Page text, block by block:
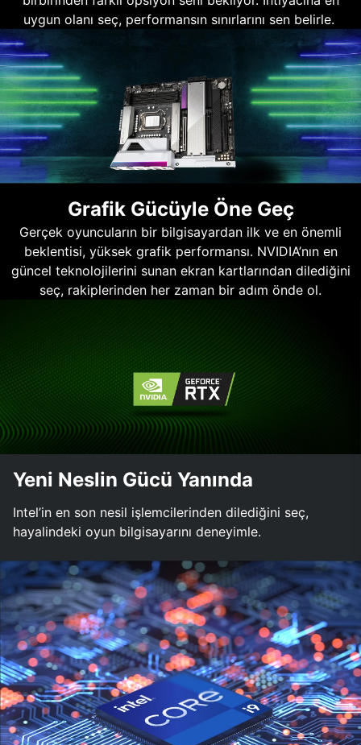
uygun olanı seç, performansın sınırlarını sen belirle.
Grafik Gücüyle Öne Geç
Gerçek oyuncuların bir bilgisayardan ilk ve en önemli
beklentisi, yüksek grafik performansı. NVIDIA’nın en
güncel teknolojilerini sunan ekran kartlarından dilediğini
seç, rakiplerinden her zaman bir adım önde ol.
Yeni Neslin Gücü Yanında
Intel’in en son nesil işlemcilerinden dilediğini seç,
hayalindeki oyun bilgisayarını deneyimle.